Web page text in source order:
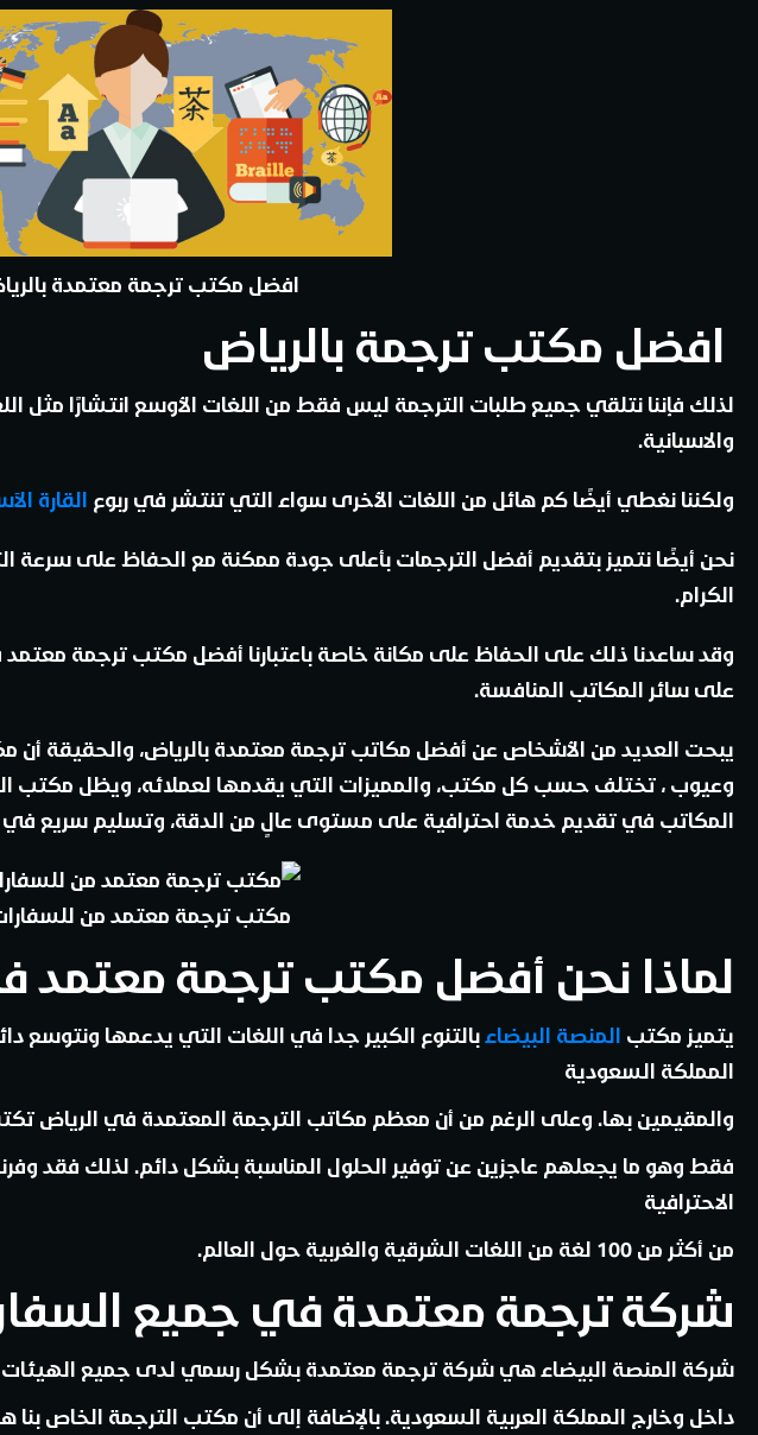
افضل مكتب ترجمة معتمدة
افضل مكتب ترجمة بالرياض
لذلك فإننا نتلقي جميع طلبات الترجمة ليس فقط من اللغات الأوسع انتشارًا مثل
والاسبانية.
ولكننا نغطي أيضًا كم هائل من اللغات الأخرى سواء التي تنتشر في ربوع القارة
نحن أيضًا نتميز بتقديم أفضل الترجمات بأعلى جودة ممكنة مع الحفاظ على سرعة
الكرام.
وقد ساعدنا ذلك على الحفاظ على مكانة خاصة باعتبارنا أفضل مكتب ترجمة
على سائر المكاتب المنافسة.
يبحت العديد من الأشخاص عن أفضل مكاتب ترجمة معتمدة بالرياض، والحقيقة أن
وعيوب ، تختلف حسب كل مكتب، والمميزات التي يقدمها لعملائه، ويظل مكتب
المكاتب في تقديم خدمة احترافية على مستوى عالٍ من الدقة، وتسليم سريع في
مكتب ترجمة معتمد من
لماذا نحن أفضل مكتب ترجمة معتمد
يتميز مكتب المنصة البيضاء بالتنوع الكبير جدا في اللغات التي يدعمها ونتوسع
المملكة السعودية
والمقيمين بها. وعلى الرغم من أن معظم مكاتب الترجمة المعتمدة في الرياض
فقط وهو ما يجعلهم عاجزين عن توفير الحلول المناسبة بشكل دائم. لذلك فقد
الاحترافية
من أكثر من 100 لغة من اللغات الشرقية والغربية حول العالم.
شركة ترجمة معتمدة في جميع
شركة المنصة البيضاء هي شركة ترجمة معتمدة بشكل رسمي لدى جميع الهيئات
داخل وخارج المملكة العربية السعودية. بالإضافة إلى أن مكتب الترجمة الخاص